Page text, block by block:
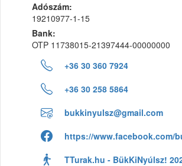
Adószám:
19210977-1-15
Bank:
OTP 11738015-21397444-00000000
+36 30 360 7924
+36 30 258 5864
bukkinyulsz@gmail.com
https://www.facebook.com/
TTurak.hu - BükKiNyúlsz!